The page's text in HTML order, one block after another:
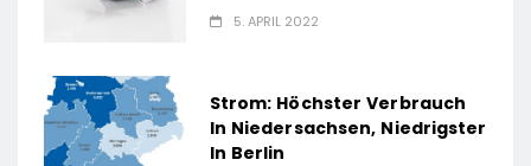
5. APRIL 2022
Strom: Höchster Verbrauch
In Niedersachsen, Niedrigster
In Berlin